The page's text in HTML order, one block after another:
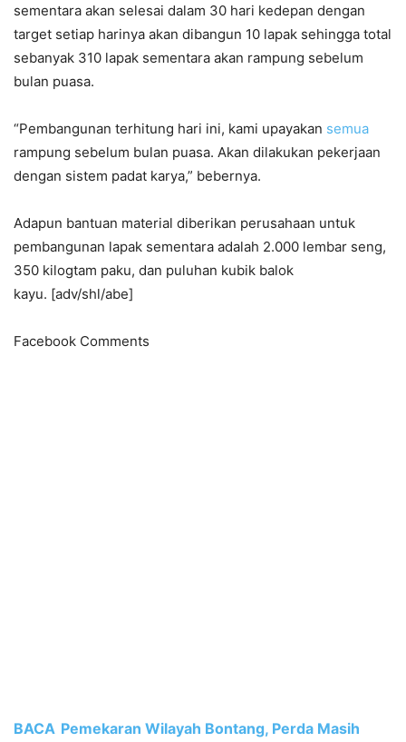
sementara akan selesai dalam 30 hari kedepan dengan
target setiap harinya akan dibangun 10 lapak sehingga total
sebanyak 310 lapak sementara akan rampung sebelum
bulan puasa.
“Pembangunan terhitung hari ini, kami upayakan semua
rampung sebelum bulan puasa. Akan dilakukan pekerjaan
dengan sistem padat karya,” bebernya.
Adapun bantuan material diberikan perusahaan untuk
pembangunan lapak sementara adalah 2.000 lembar seng,
350 kilogtam paku, dan puluhan kubik balok
kayu. [adv/shl/abe]
Facebook Comments
BACA Pemekaran Wilayah Bontang, Perda Masih